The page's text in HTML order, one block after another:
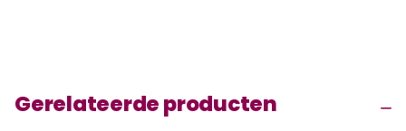
Gerelateerde producten